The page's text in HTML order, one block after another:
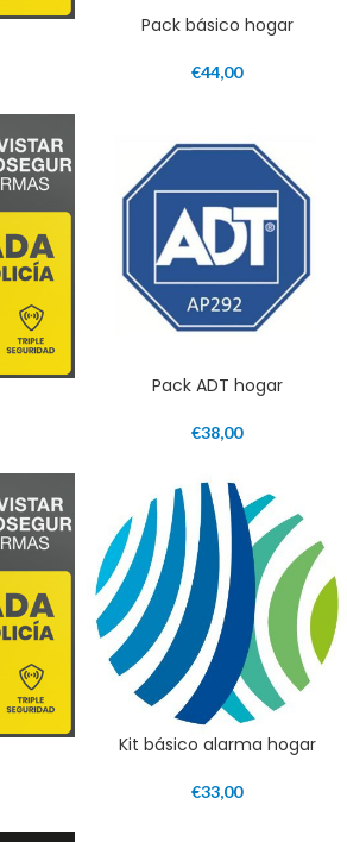
Pack básico hogar
€44,00
Pack ADT hogar
€38,00
Kit básico alarma hogar
€33,00